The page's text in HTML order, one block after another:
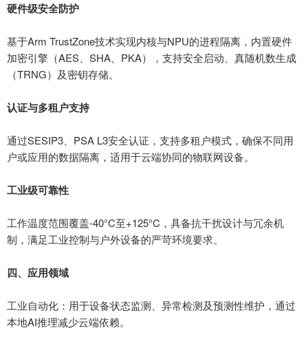
‌硬件级安全防护
基于Arm TrustZone技术实现内核与NPU的进程隔离，内置硬件
加密引擎（AES、SHA、PKA），支持安全启动、真随机数生成
（TRNG）及密钥存储。
‌认证与多租户支持
通过SESIP3、PSA L3安全认证，支持多租户模式，确保不同用
户或应用的数据隔离，适用于云端协同的物联网设备。
‌工业级可靠性
工作温度范围覆盖-40°C至+125°C，具备抗干扰设计与冗余机
制，满足工业控制与户外设备的严苛环境要求。
四、应用领域
‌工业自动化‌：用于设备状态监测、异常检测及预测性维护，通过
本地AI推理减少云端依赖。